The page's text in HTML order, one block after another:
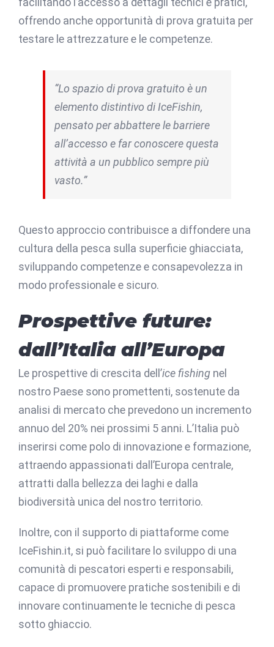
offrendo anche opportunità di prova gratuita per
testare le attrezzature e le competenze.
“Lo spazio di prova gratuito è un
elemento distintivo di IceFishin,
pensato per abbattere le barriere
all’accesso e far conoscere questa
attività a un pubblico sempre più
vasto.”
Questo approccio contribuisce a diffondere una
cultura della pesca sulla superficie ghiacciata,
sviluppando competenze e consapevolezza in
modo professionale e sicuro.
Prospettive future:
dall’Italia all’Europa
Le prospettive di crescita dell’ice fishing nel
nostro Paese sono promettenti, sostenute da
analisi di mercato che prevedono un incremento
annuo del 20% nei prossimi 5 anni. L’Italia può
inserirsi come polo di innovazione e formazione,
attraendo appassionati dall’Europa centrale,
attratti dalla bellezza dei laghi e dalla
biodiversità unica del nostro territorio.
Inoltre, con il supporto di piattaforme come
IceFishin.it, si può facilitare lo sviluppo di una
comunità di pescatori esperti e responsabili,
capace di promuovere pratiche sostenibili e di
innovare continuamente le tecniche di pesca
sotto ghiaccio.